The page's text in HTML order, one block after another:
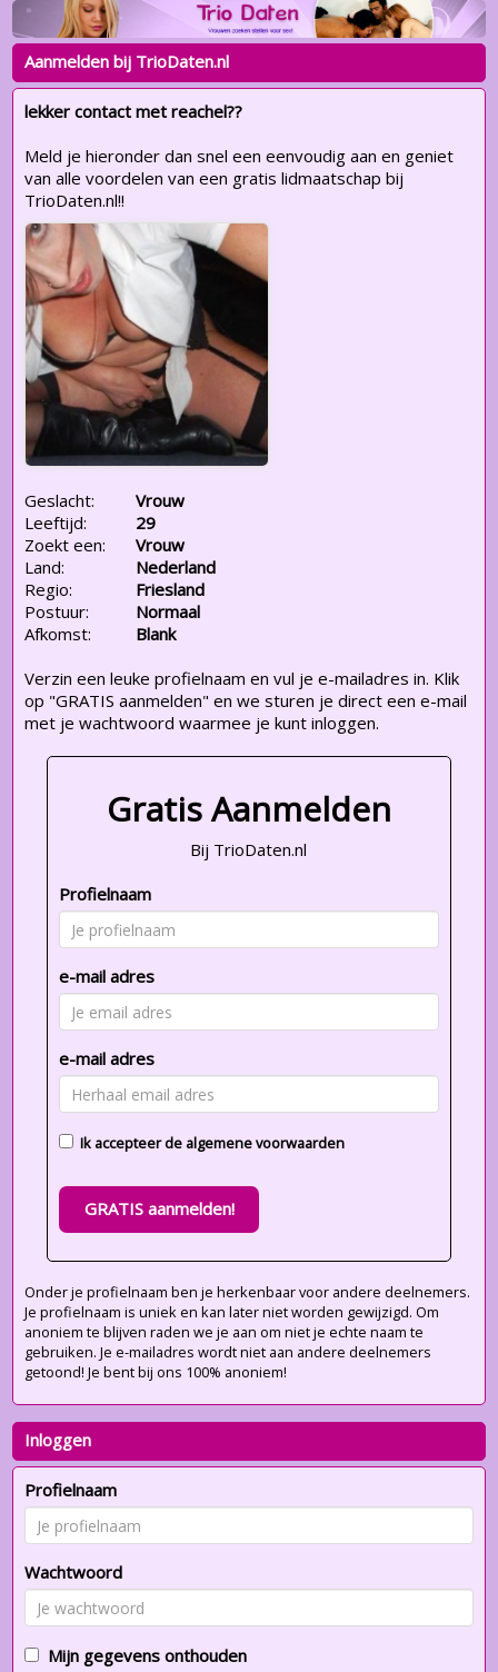
Aanmelden bij TrioDaten.nl
lekker contact met reachel??
Meld je hieronder dan snel een eenvoudig aan en geniet
van alle voordelen van een gratis lidmaatschap bij
TrioDaten.nl!!
Geslacht:
Vrouw
Leeftijd:
29
Zoekt een:
Vrouw
Land:
Nederland
Regio:
Friesland
Postuur:
Normaal
Afkomst:
Blank
Verzin een leuke profielnaam en vul je e-mailadres in. Klik
op "GRATIS aanmelden" en we sturen je direct een e-mail
met je wachtwoord waarmee je kunt inloggen.
Gratis Aanmelden
Bij TrioDaten.nl
Profielnaam
e-mail adres
e-mail adres
Ik accepteer de algemene voorwaarden
GRATIS aanmelden!
Onder je profielnaam ben je herkenbaar voor andere deelnemers.
Je profielnaam is uniek en kan later niet worden gewijzigd. Om
anoniem te blijven raden we je aan om niet je echte naam te
gebruiken. Je e-mailadres wordt niet aan andere deelnemers
getoond! Je bent bij ons 100% anoniem!
Inloggen
Profielnaam
Wachtwoord
Mijn gegevens onthouden